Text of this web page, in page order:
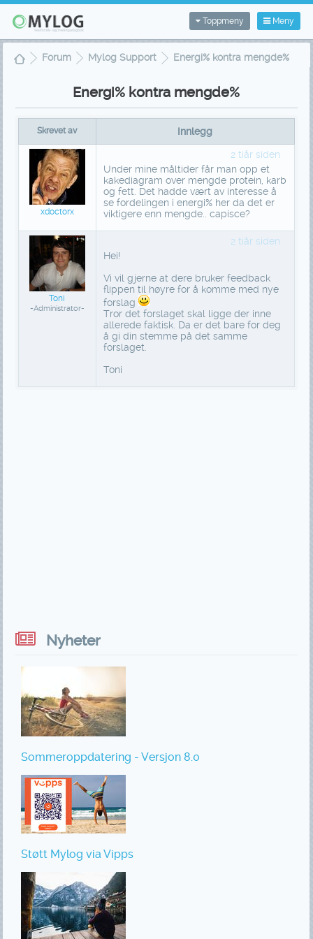
Meny
Toppmeny
Forum Mylog Support Energi% kontra mengde%
Energi% kontra mengde%
Skrevet av Innlegg
xdoctorx
2 tiår siden
Under mine måltider får man opp et
kakediagram over mengde protein, karb
og fett. Det hadde vært av interesse å
se fordelingen i energi% her da det er
viktigere enn mengde.. capisce?
Toni
-Administrator-
2 tiår siden
Hei!
Vi vil gjerne at dere bruker feedback
flippen til høyre for å komme med nye
forslag
Tror det forslaget skal ligge der inne
allerede faktisk. Da er det bare for deg
å gi din stemme på det samme
forslaget.
Toni
Nyheter
Sommeroppdatering - Versjon 8.0
Støtt Mylog via Vipps